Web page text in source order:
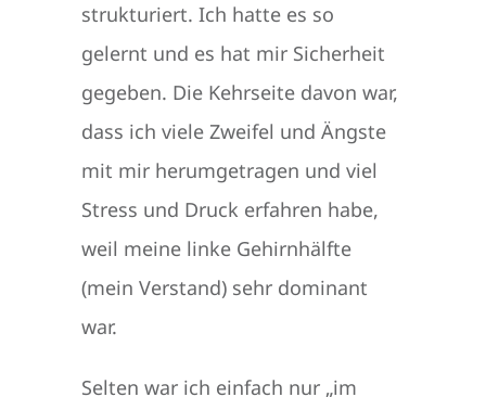
strukturiert. Ich hatte es so
gelernt und es hat mir Sicherheit
gegeben. Die Kehrseite davon war,
dass ich viele Zweifel und Ängste
mit mir herumgetragen und viel
Stress und Druck erfahren habe,
weil meine linke Gehirnhälfte
(mein Verstand) sehr dominant
war.
Selten war ich einfach nur „im